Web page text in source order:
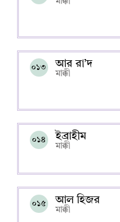
০১৩ আর রা’দ
মাক্কী
০১৪ ইব্রাহীম
মাক্কী
০১৫ আল হিজর
মাক্কী